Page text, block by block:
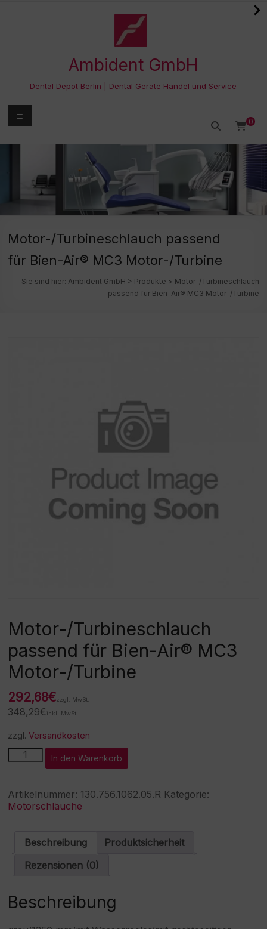
Ambident GmbH
Dental Depot Berlin | Dental Geräte Handel und Service
0
Menü
Motor-/Turbineschlauch passend
für Bien-Air® MC3 Motor-/Turbine
Sie sind hier: Ambident GmbH > Produkte > Motor-/Turbineschlauch
passend für Bien-Air® MC3 Motor-/Turbine
Motor-/Turbineschlauch
passend für Bien-Air® MC3
Motor-/Turbine
292,68€zzgl. MwSt.
348,29€ inkl. MwSt.
zzgl.Versandkosten
Motor-/Turbineschlauch
passend
Bien-
Air®
MC3
Menge
In den Warenkorb
l
e
r
i
Artikelnummer: 130.756.1062.05.R Kategorie:
Motorschläuche
Beschreibung
Produktsicherheit
Rezensionen (0)
Beschreibung